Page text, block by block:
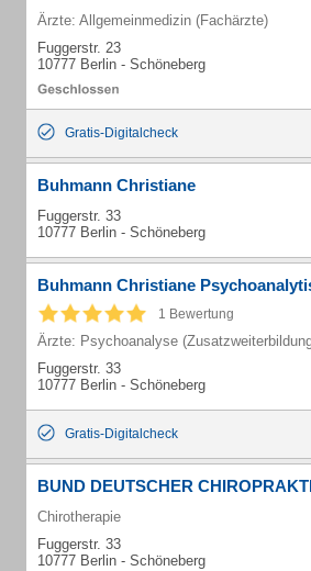
Ärzte: Allgemeinmedizin (Fachärzte)
Fuggerstr. 23
10777 Berlin - Schöneberg
Gratis-Digitalcheck
Buhmann Christiane
Fuggerstr. 33
10777 Berlin - Schöneberg
Buhmann Christiane
1 Bewertung
Ärzte: Psychoanalyse
Fuggerstr. 33
10777 Berlin - Schöneberg
Gratis-Digitalcheck
BUND DEUTSCHER
Chirotherapie
Fuggerstr. 33
10777 Berlin - Schöneberg